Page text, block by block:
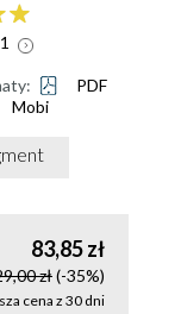
1
PDF
Mobi
83,85 zł
zł(-35%)
cena z 30 dni